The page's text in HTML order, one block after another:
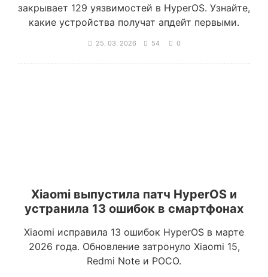
закрывает 129 уязвимостей в HyperOS. Узнайте,
какие устройства получат апдейт первыми.
25. 03. 2026 54 0
Xiaomi выпустила патч HyperOS и
устранила 13 ошибок в смартфонах
Xiaomi исправила 13 ошибок HyperOS в марте
2026 года. Обновление затронуло Xiaomi 15,
Redmi Note и POCO.